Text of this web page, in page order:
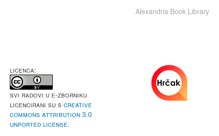
Alexandria Book Library
LICENCA:
Svi radovi u e-Zborniku
licencirani su s Creative
Commons Attribution 3.0
Unported License.